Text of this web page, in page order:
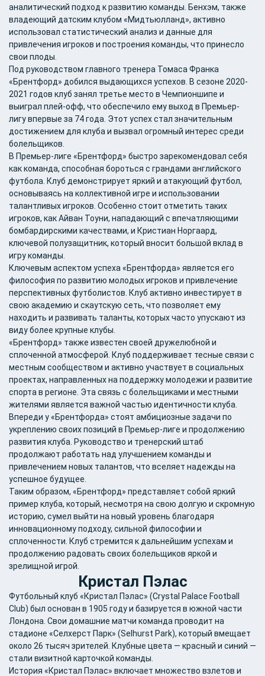
аналитический подход к развитию команды. Бенхэм, также
владеющий датским клубом «Мидтьюлланд», активно
использовал статистический анализ и данные для
привлечения игроков и построения команды, что принесло
свои плоды.
Под руководством главного тренера Томаса Франка
«Брентфорд» добился выдающихся успехов. В сезоне 2020-
2021 годов клуб занял третье место в Чемпионшипе и
выиграл плей-офф, что обеспечило ему выход в Премьер-
лигу впервые за 74 года. Этот успех стал значительным
достижением для клуба и вызвал огромный интерес среди
болельщиков.
В Премьер-лиге «Брентфорд» быстро зарекомендовал себя
как команда, способная бороться с грандами английского
футбола. Клуб демонстрирует яркий и атакующий футбол,
основываясь на коллективной игре и использовании
талантливых игроков. Особенно стоит отметить таких
игроков, как Айван Тоуни, нападающий с впечатляющими
бомбардирскими качествами, и Кристиан Норгаард,
ключевой полузащитник, который вносит большой вклад в
игру команды.
Ключевым аспектом успеха «Брентфорда» является его
философия по развитию молодых игроков и привлечение
перспективных футболистов. Клуб активно инвестирует в
свою академию и скаутскую сеть, что позволяет ему
находить и развивать таланты, которых часто упускают из
виду более крупные клубы.
«Брентфорд» также известен своей дружелюбной и
сплоченной атмосферой. Клуб поддерживает тесные связи с
местным сообществом и активно участвует в социальных
проектах, направленных на поддержку молодежи и развитие
спорта в регионе. Эта связь с болельщиками и местными
жителями является важной частью идентичности клуба.
Впереди у «Брентфорда» стоят амбициозные задачи по
укреплению своих позиций в Премьер-лиге и продолжению
развития клуба. Руководство и тренерский штаб
продолжают работать над улучшением команды и
привлечением новых талантов, что вселяет надежды на
успешное будущее.
Таким образом, «Брентфорд» представляет собой яркий
пример клуба, который, несмотря на свою долгую и скромную
историю, сумел выйти на новый уровень благодаря
инновационному подходу, сильной философии и
сплоченности. Клуб стремится к дальнейшим успехам и
продолжению радовать своих болельщиков яркой и
зрелищной игрой.
Кристал Пэлас
Футбольный клуб «Кристал Пэлас» (Crystal Palace Football
Club) был основан в 1905 году и базируется в южной части
Лондона. Свои домашние матчи команда проводит на
стадионе «Селхерст Парк» (Selhurst Park), который вмещает
около 26 тысяч зрителей. Клубные цвета — красный и синий —
стали визитной карточкой команды.
История «Кристал Пэлас» включает множество взлетов и